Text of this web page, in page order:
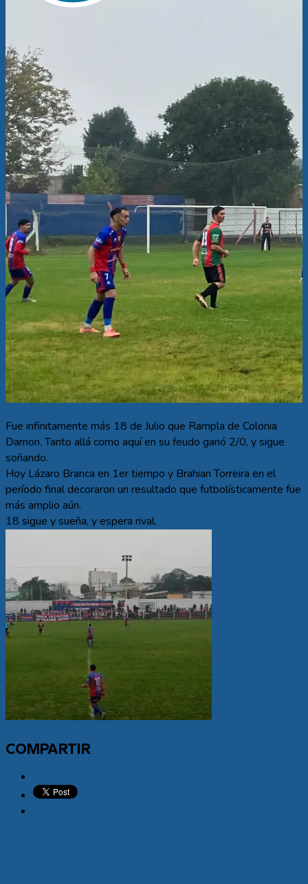
Fue infinitamente más 18 de Julio que Rampla de Colonia
Damon. Tanto allá como aquí en su feudo ganó 2/0, y sigue
soñando.
Hoy Lázaro Branca en 1er tiempo y Brahian Torreira en el
período final decoraron un resultado que futbolísticamente fue
más amplio aún.
18 sigue y sueña, y espera rival.
COMPARTIR